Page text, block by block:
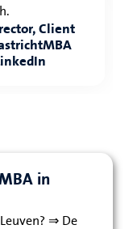
Client
in
⇒ De